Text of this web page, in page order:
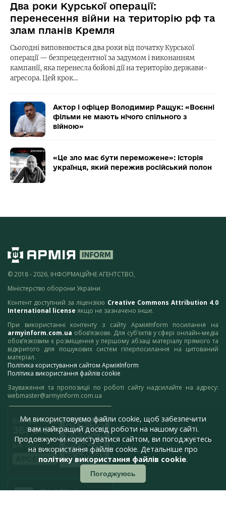
Два роки Курської операції:
перенесення війни на територію рф та
злам планів Кремля
Сьогодні виповнюється два роки від початку Курської
операції — безпрецедентної за задумом і виконанням
кампанії, яка перенесла бойові дії на територію держави-
агресора. Цей крок…
Актор і офіцер Володимир Ращук: «Воєнні
фільми не мають нічого спільного з
війною»
«Це зло має бути переможене»: історія
українця, який пережив російський полон
© 2018 - 2026, ІНФОРМАЦІЙНЕ АГЕНТСТВО,
Міністерство оборони України
Контент доступний за ліцензією Creative Commons Attribution 4.0
International license якщо не зазначено інше.
При використанні контенту з сайту АрміяInform посилання на
armyinform.com.ua обов’язкове. Для суб’єктів у сфері онлайн-медіа
обов’язковим є розміщення у першому абзаці матеріалу прямого та
відкритого для пошукових систем гіперпосилання на цитований
матеріал.
Політика користування сайтом АрміяInform
Політика використання файлів cookie
Зауваження та пропозиції по роботі сайту надсилайте на адресу:
webmaster@armyinform.com.ua
Ми використовуємо файли cookie, щоб забезпечити
вам найкращий досвід роботи на нашому сайті.
Продовжуючи користуватися сайтом, ви погоджуєтесь
на використання файлів cookie. Детальніше про
політику використання файлів cookie.
Погоджуюсь